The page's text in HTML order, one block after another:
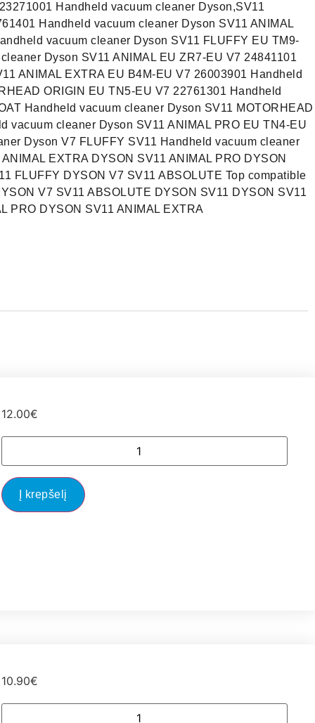
Handheld vacuum cleaner Dyson,SV11
Handheld vacuum cleaner Dyson SV11 ANIMAL
vacuum cleaner Dyson SV11 FLUFFY EU TM9-
Dyson SV11 ANIMAL EU ZR7-EU V7 24841101
ANIMAL EXTRA EU B4M-EU V7 26003901 Handheld
ORIGIN EU TN5-EU V7 22761301 Handheld
Handheld vacuum cleaner Dyson SV11 MOTORHEAD
vacuum cleaner Dyson SV11 ANIMAL PRO EU TN4-EU
Dyson V7 FLUFFY SV11 Handheld vacuum cleaner
EXTRA DYSON SV11 ANIMAL PRO DYSON
FLUFFY DYSON V7 SV11 ABSOLUTE Top compatible
V7 SV11 ABSOLUTE DYSON SV11 DYSON SV11
PRO DYSON SV11 ANIMAL EXTRA
12.00€
Į krepšelį
10.90€